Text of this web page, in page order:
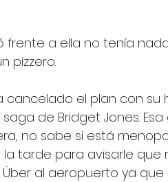
frente a ella no tenía
pizzero.
cancelado el plan con su
de Bridget Jones.
no sabe si está
tarde para avisarle
al aeropuerto ya